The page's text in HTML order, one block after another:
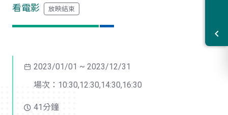
看電影
2023/01/01 ~ 2023/12/31
場次：10:30,12:30,14:30,16:30
41分鐘